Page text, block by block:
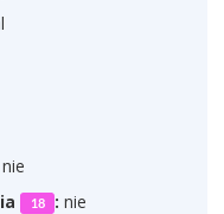
nie
18 : nie